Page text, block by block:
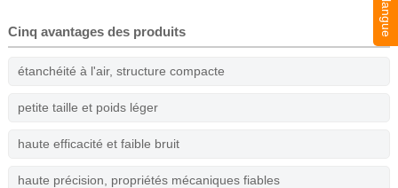
Cinq avantages des produits
étanchéité à l'air, structure compacte
petite taille et poids léger
haute efficacité et faible bruit
haute précision, propriétés mécaniques fiables